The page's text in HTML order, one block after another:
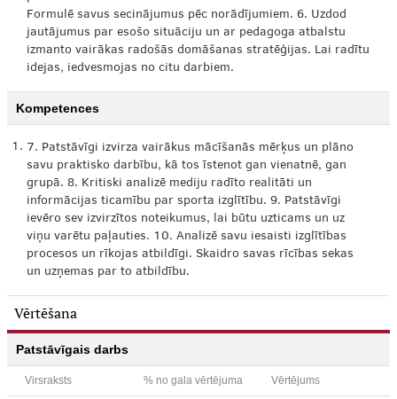
Formulē savus secinājumus pēc norādījumiem. 6. Uzdod
jautājumus par esošo situāciju un ar pedagoga atbalstu
izmanto vairākas radošās domāšanas stratēģijas. Lai radītu
idejas, iedvesmojas no citu darbiem.
Kompetences
1. 7. Patstāvīgi izvirza vairākus mācīšanās mērķus un plāno
savu praktisko darbību, kā tos īstenot gan vienatnē, gan
grupā. 8. Kritiski analizē mediju radīto realitāti un
informācijas ticamību par sporta izglītību. 9. Patstāvīgi
ievēro sev izvirzītos noteikumus, lai būtu uzticams un uz
viņu varētu paļauties. 10. Analizē savu iesaisti izglītības
procesos un rīkojas atbildīgi. Skaidro savas rīcības sekas
un uzņemas par to atbildību.
Vērtēšana
Patstāvīgais darbs
Virsraksts % no gala vērtējuma Vērtējums